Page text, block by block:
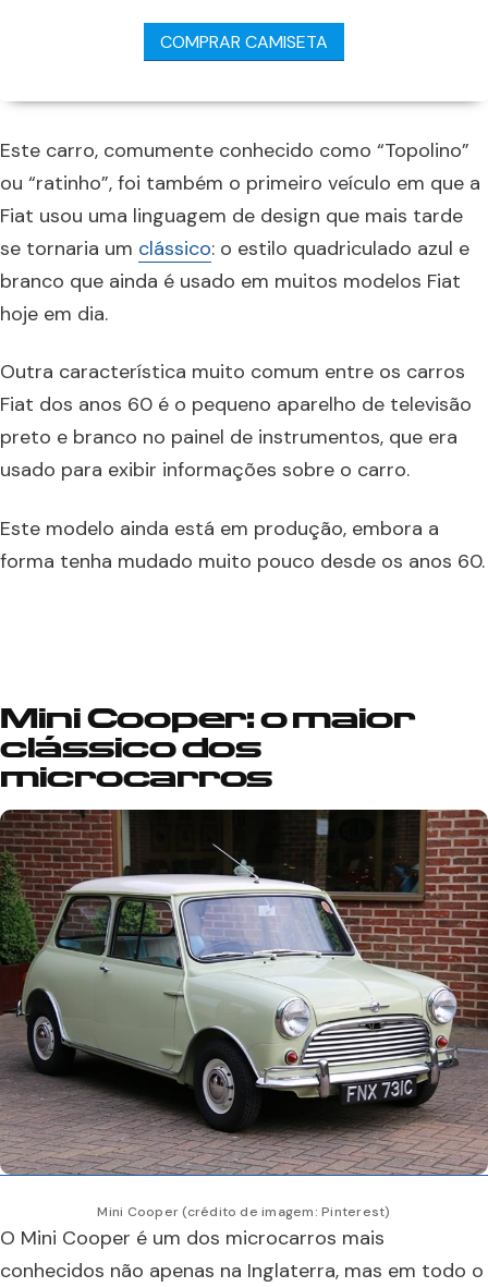
COMPRAR CAMISETA
Este carro, comumente conhecido como “Topolino”
ou “ratinho”, foi também o primeiro veículo em que a
Fiat usou uma linguagem de design que mais tarde
se tornaria um clássico: o estilo quadriculado azul e
branco que ainda é usado em muitos modelos Fiat
hoje em dia.
Outra característica muito comum entre os carros
Fiat dos anos 60 é o pequeno aparelho de televisão
preto e branco no painel de instrumentos, que era
usado para exibir informações sobre o carro.
Este modelo ainda está em produção, embora a
forma tenha mudado muito pouco desde os anos 60.
Mini Cooper: o maior
clássico dos
microcarros
Mini Cooper (crédito de imagem: Pinterest)
O Mini Cooper é um dos microcarros mais
conhecidos não apenas na Inglaterra, mas em todo o